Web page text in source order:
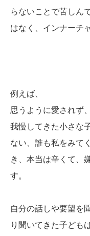
らないことで苦しん
はなく、インナーチ
例えば、
思うように愛されず
我慢してきた小さな
ない、誰も私をみて
き、本当は辛くて、
す。
自分の話しや要望を
り聞いてきた子ども